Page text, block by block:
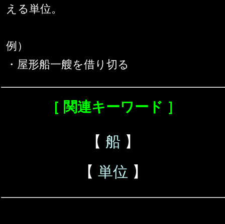
える単位。
例）
・屋形船一艘を借り切る
［ 関連キーワード ］
【 船 】
【 単位 】